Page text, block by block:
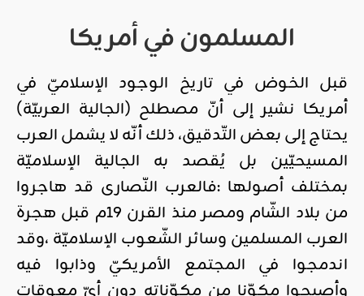
المسلمون في أمريكا
قبل الخوض في تاريخ الوجود الإسلاميّ في
أمريكا نشير إلى أنّ مصطلح (الجالية العربيّة)
يحتاج إلى بعض التّدقيق، ذلك أنّه لا يشمل العرب
المسيحيّين بل يُقصد به الجالية الإسلاميّة
بمختلف أصولها :فالعرب النّصارى قد هاجروا
من بلاد الشّام ومصر منذ القرن 19م قبل هجرة
العرب المسلمين وسائر الشّعوب الإسلاميّة ،وقد
اندمجوا في المجتمع الأمريكيّ وذابوا فيه